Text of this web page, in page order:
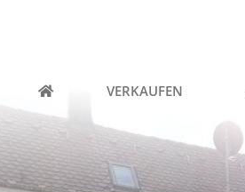
VERKAUFEN